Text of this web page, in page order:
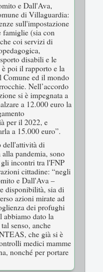
e Dall'Ava,
di Villaguardia:
sull'impostazione
famiglie (sia con
coi servizi di
disabili e le
poi il rapporto e la
Comune ed il mondo
Nell’accordo
si è impegnata a
a 12.000 euro la
per il 2022, e
a 15.000 euro”.
dell'attività di
pandemia, sono
incontri tra l'FNP
cittadine: “negli
e Dall'Ava –
disponibilità, sia di
azioni mirate ad
dei profughi
abbiamo dato la
senso, anche
che già si è
medici mamme
nonché per portare